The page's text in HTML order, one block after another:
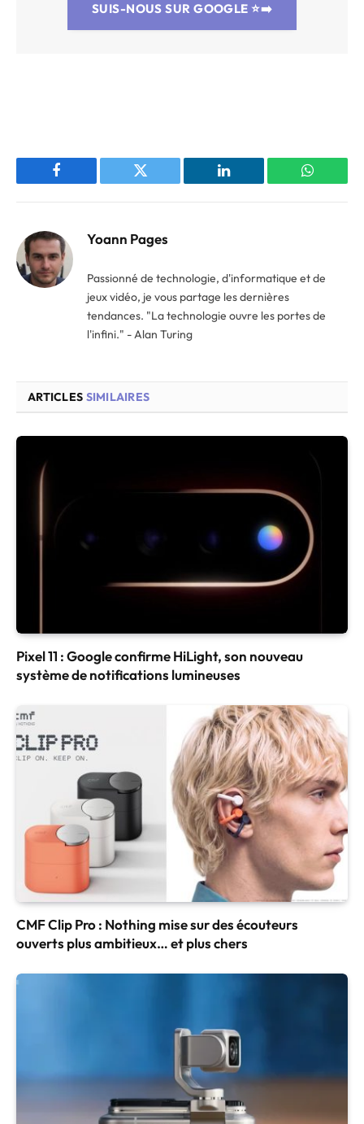
SUIS-NOUS SUR GOOGLE ⭐➡️
Facebook Twitter LinkedIn
Yoann Pages
Passionné de technologie, d'informatique et de
jeux vidéo, je vous partage les dernières
tendances. "La technologie ouvre les portes de
l'infini." - Alan Turing
ARTICLES SIMILAIRES
Pixel 11 : Google confirme HiLight, son nouveau
système de notifications lumineuses
CMF Clip Pro : Nothing mise sur des écouteurs
ouverts plus ambitieux… et plus chers